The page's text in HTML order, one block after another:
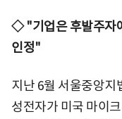
◇ "기업은 후발주자
인정"
지난 6월 서울중앙지
성전자가 미국 마이